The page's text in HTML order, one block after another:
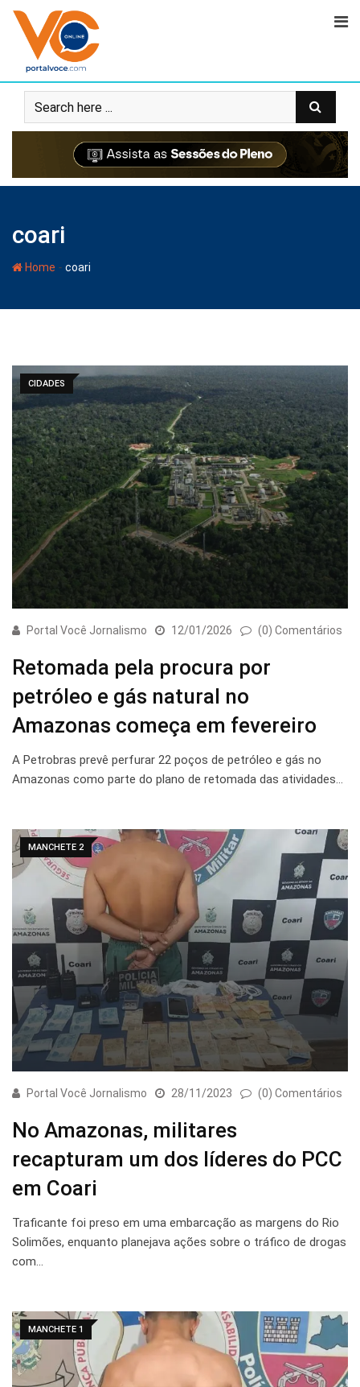
coari
Home - coari
CIDADES
Portal Você Jornalismo 12/01/2026 (0) Comentários
Retomada pela procura por
petróleo e gás natural no
Amazonas começa em fevereiro
A Petrobras prevê perfurar 22 poços de petróleo e gás no
Amazonas como parte do plano de retomada das atividades…
MANCHETE 2
Portal Você Jornalismo 28/11/2023 (0) Comentários
No Amazonas, militares
recapturam um dos líderes do PCC
em Coari
Traficante foi preso em uma embarcação as margens do Rio
Solimões, enquanto planejava ações sobre o tráfico de drogas
com…
MANCHETE 1